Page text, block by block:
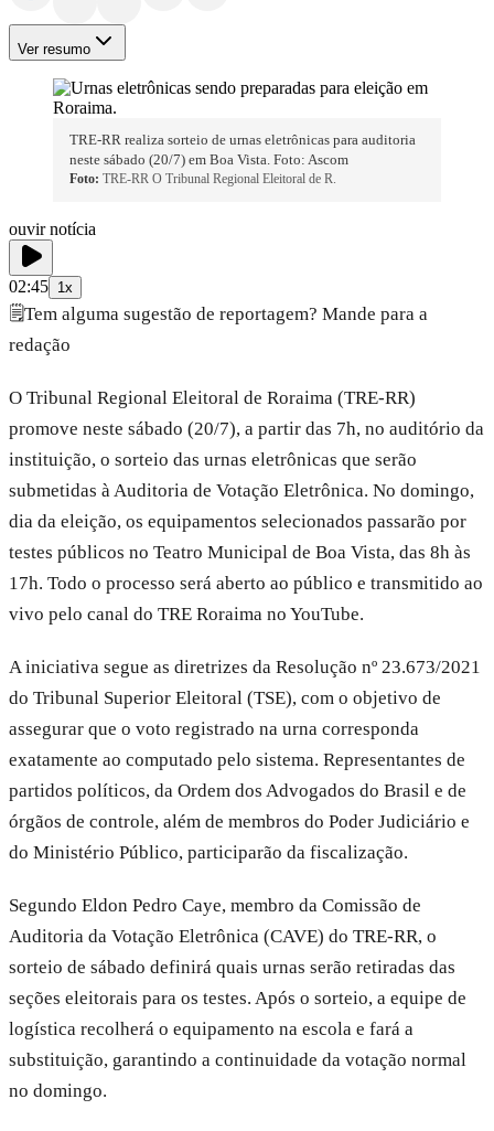
Ver resumo
TRE-RR realiza sorteio de urnas eletrônicas para auditoria
neste sábado (20/7) em Boa Vista. Foto: Ascom
Foto: TRE-RR O Tribunal Regional Eleitoral de R.
ouvir notícia
02:45 1x
🗒️Tem alguma sugestão de reportagem? Mande para a
redação
O Tribunal Regional Eleitoral de Roraima (TRE-RR)
promove neste sábado (20/7), a partir das 7h, no auditório da
instituição, o sorteio das urnas eletrônicas que serão
submetidas à Auditoria de Votação Eletrônica. No domingo,
dia da eleição, os equipamentos selecionados passarão por
testes públicos no Teatro Municipal de Boa Vista, das 8h às
17h. Todo o processo será aberto ao público e transmitido ao
vivo pelo canal do TRE Roraima no YouTube.
A iniciativa segue as diretrizes da Resolução nº 23.673/2021
do Tribunal Superior Eleitoral (TSE), com o objetivo de
assegurar que o voto registrado na urna corresponda
exatamente ao computado pelo sistema. Representantes de
partidos políticos, da Ordem dos Advogados do Brasil e de
órgãos de controle, além de membros do Poder Judiciário e
do Ministério Público, participarão da fiscalização.
Segundo Eldon Pedro Caye, membro da Comissão de
Auditoria da Votação Eletrônica (CAVE) do TRE-RR, o
sorteio de sábado definirá quais urnas serão retiradas das
seções eleitorais para os testes. Após o sorteio, a equipe de
logística recolherá o equipamento na escola e fará a
substituição, garantindo a continuidade da votação normal
no domingo.